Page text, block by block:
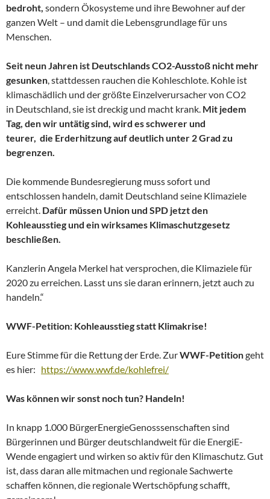
bedroht, sondern Ökosysteme und ihre Bewohner auf der
ganzen Welt – und damit die Lebensgrundlage für uns
Menschen.
Seit neun Jahren ist Deutschlands CO2-Ausstoß nicht mehr
gesunken, stattdessen rauchen die Kohleschlote. Kohle ist
klimaschädlich und der größte Einzelverursacher von CO2
in Deutschland, sie ist dreckig und macht krank. Mit jedem
Tag, den wir untätig sind, wird es schwerer und
teurer, die Erderhitzung auf deutlich unter 2 Grad zu
begrenzen.
Die kommende Bundesregierung muss sofort und
entschlossen handeln, damit Deutschland seine Klimaziele
erreicht. Dafür müssen Union und SPD jetzt den
Kohleausstieg und ein wirksames Klimaschutzgesetz
beschließen.
Kanzlerin Angela Merkel hat versprochen, die Klimaziele für
2020 zu erreichen. Lasst uns sie daran erinnern, jetzt auch zu
handeln.“
WWF-Petition: Kohleausstieg statt Klimakrise!
Eure Stimme für die Rettung der Erde. ZurWWF-Petitiongeht
es hier: https://www.wwf.de/kohlefrei/
Was können wir sonst noch tun? Handeln!
In knapp 1.000 BürgerEnergieGenosssenschaften sind
Bürgerinnen und Bürger deutschlandweit für die EnergiE-
Wende engagiert und wirken so aktiv für den Klimaschutz. Gut
ist, dass daran alle mitmachen und regionale Sachwerte
schaffen können, die regionale Wertschöpfung schafft,